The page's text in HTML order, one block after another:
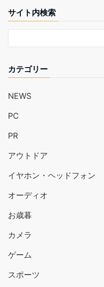
サイト内検索
カテゴリー
NEWS
PC
PR
アウトドア
イヤホン・ヘッドフォン
オーディオ
お歳暮
カメラ
ゲーム
スポーツ